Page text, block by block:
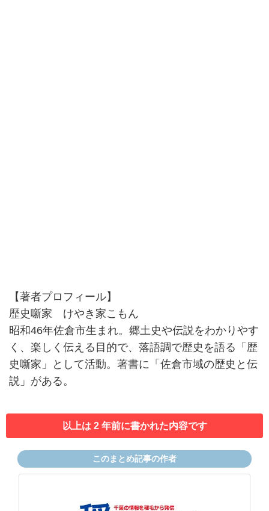
【著者プロフィール】
歴史噺家 けやき家こもん
昭和46年佐倉市生まれ。郷土史や伝説をわかりやす
く、楽しく伝える目的で、落語調で歴史を語る「歴
史噺家」として活動。著書に「佐倉市域の歴史と伝
説」がある。
以上は 2 年前に書かれた内容です
このまとめ記事の作者